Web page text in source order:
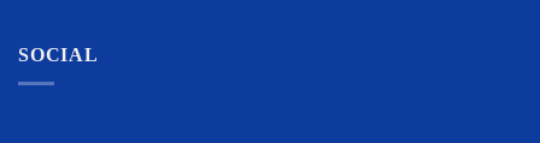
SOCIAL